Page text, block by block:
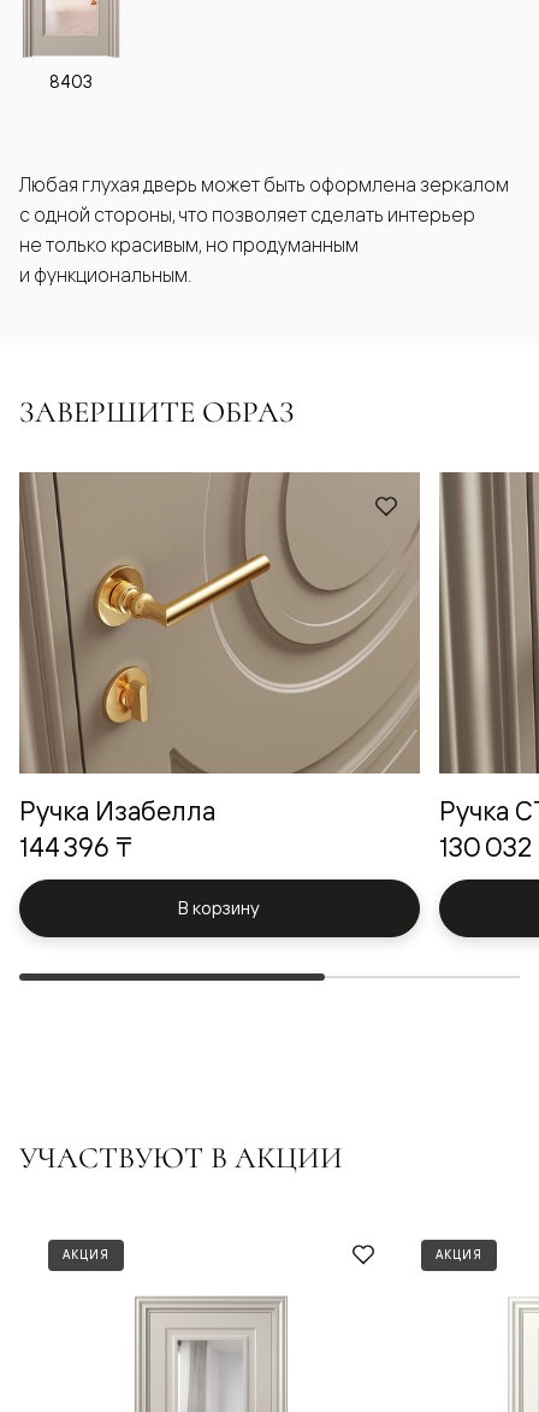
8403
Любая глухая дверь может быть оформлена зеркалом
с одной стороны, что позволяет сделать интерьер
не только красивым, но продуманным
и функциональным.
ЗАВЕРШИТЕ ОБРАЗ
Ручка Изабелла
144 396 ₸
В корзину
Ручка
130 032
УЧАСТВУЮТ В АКЦИИ
АКЦИЯ АКЦИЯ